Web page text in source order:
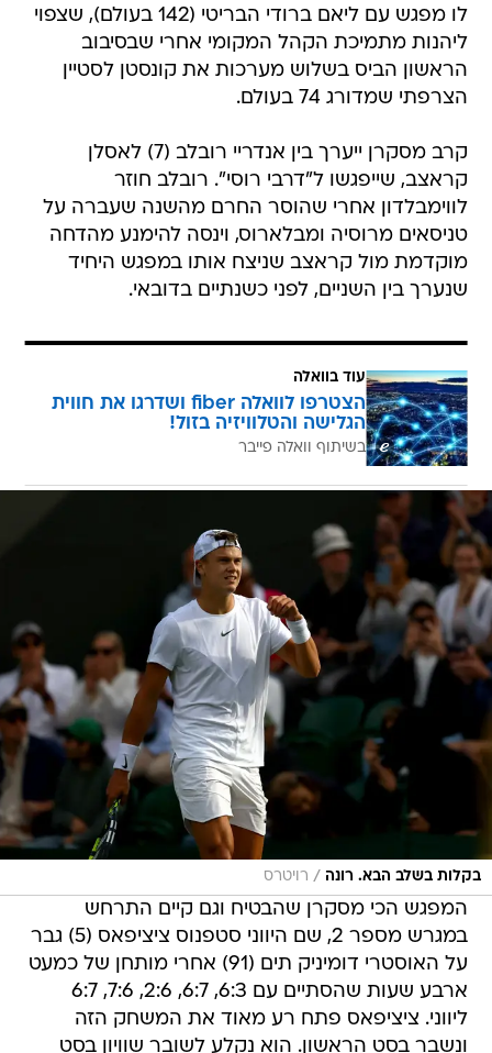
לו מפגש עם ליאם ברודי הבריטי (142 בעולם), שצפוי
ליהנות מתמיכת הקהל המקומי אחרי שבסיבוב
הראשון הביס בשלוש מערכות את קונסטן לסטיין
הצרפתי שמדורג 74 בעולם.
קרב מסקרן ייערך בין אנדריי רובלב (7) לאסלן
קראצב, שייפגשו ל"דרבי רוסי". רובלב חוזר
לווימבלדון אחרי שהוסר החרם מהשנה שעברה על
טניסאים מרוסיה ומבלארוס, וינסה להימנע מהדחה
מוקדמת מול קראצב שניצח אותו במפגש היחיד
שנערך בין השניים, לפני כשנתיים בדובאי.
עוד בוואלה
הצטרפו לוואלה fiber ושדרגו את חווית
הגלישה והטלוויזיה בזול!
בשיתוף וואלה פייבר
בקלות בשלב הבא. רונה / רויטרס
המפגש הכי מסקרן שהבטיח וגם קיים התרחש
במגרש מספר 2, שם היווני סטפנוס ציציפאס (5) גבר
על האוסטרי דומיניק תים (91) אחרי מותחן של כמעט
ארבע שעות שהסתיים עם 6:3, 6:7, 2:6, 7:6, 6:7
ליווני. ציציפאס פתח רע מאוד את המשחק הזה
ונשבר בסט הראשון. הוא נקלע לשובר שוויון בסט